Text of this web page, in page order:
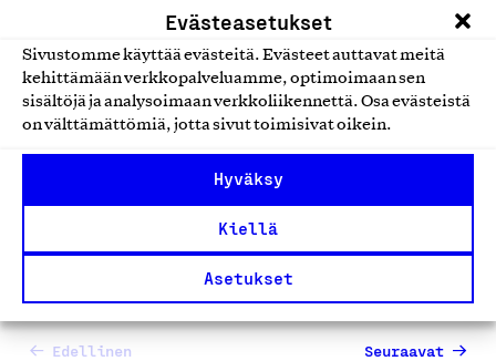
Evästeasetukset
Sivustomme käyttää evästeitä. Evästeet auttavat meitä
kehittämään verkkopalveluamme, optimoimaan sen
sisältöjä ja analysoimaan verkkoliikennettä. Osa evästeistä
on välttämättömiä, jotta sivut toimisivat oikein.
Hyväksy
Kiellä
Asetukset
www.sameskin.fi -
verkkokauppa
SAME Works oy, Verkkokauppa
Edellinen
12…44
Seuraavat